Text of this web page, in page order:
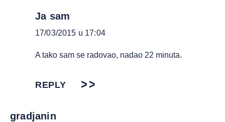
Ja sam
17/03/2015 u 17:04
A tako sam se radovao, nadao 22 minuta.
REPLY
gradjanin